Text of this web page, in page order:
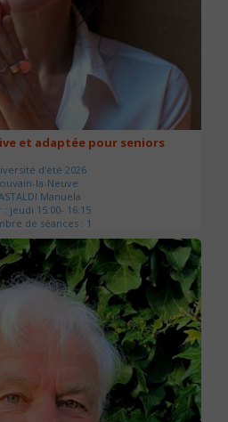
et adaptée pour seniors
d'été 2026
la-Neuve
Manuela
: jeudi 15:00- 16:15
de séances : 1
0 €